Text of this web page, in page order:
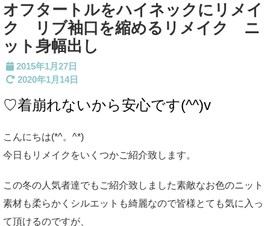
オフタートルをハイネックにリメイ
ク リブ袖口を縮めるリメイク ニ
ット身幅出し
2015年1月27日
2020年1月14日
♡着崩れないから安心です(^^)v
こんにちは(*^。^*)
今日もリメイクをいくつかご紹介致します。
この冬の人気者達でもご紹介致しました素敵なお色のニット
素材も柔らかくシルエットも綺麗なので皆様とても気に入っ
て頂けるのですが、